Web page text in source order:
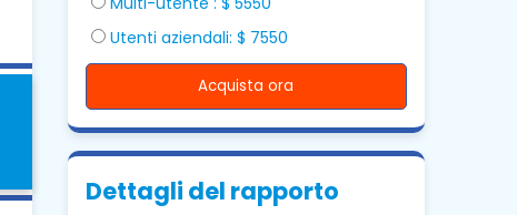
Utenti aziendali: $ 7550
Acquista ora
Dettagli del rapporto